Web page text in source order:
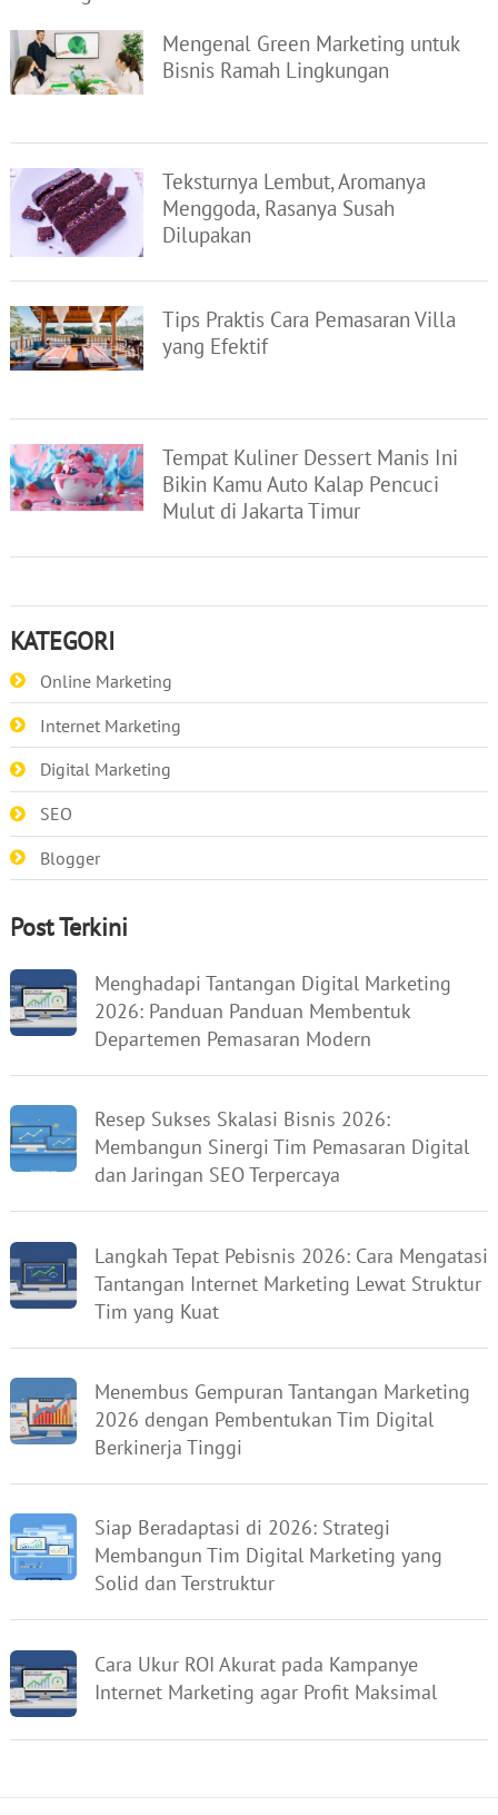
Mengenal Green Marketing untuk
Bisnis Ramah Lingkungan
Teksturnya Lembut, Aromanya
Menggoda, Rasanya Susah
Dilupakan
Tips Praktis Cara Pemasaran Villa
yang Efektif
Tempat Kuliner Dessert Manis Ini
Bikin Kamu Auto Kalap Pencuci
Mulut di Jakarta Timur
KATEGORI
Online Marketing
Internet Marketing
Digital Marketing
SEO
Blogger
Post Terkini
Menghadapi Tantangan Digital Marketing
2026: Panduan Panduan Membentuk
Departemen Pemasaran Modern
Resep Sukses Skalasi Bisnis 2026:
Membangun Sinergi Tim Pemasaran Digital
dan Jaringan SEO Terpercaya
Langkah Tepat Pebisnis 2026: Cara Mengatasi
Tantangan Internet Marketing Lewat Struktur
Tim yang Kuat
Menembus Gempuran Tantangan Marketing
2026 dengan Pembentukan Tim Digital
Berkinerja Tinggi
Siap Beradaptasi di 2026: Strategi
Membangun Tim Digital Marketing yang
Solid dan Terstruktur
Cara Ukur ROI Akurat pada Kampanye
Internet Marketing agar Profit Maksimal